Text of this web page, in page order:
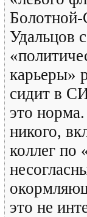
Удальцов
карьеры»
сидит в
это
никого,
коллег
это не